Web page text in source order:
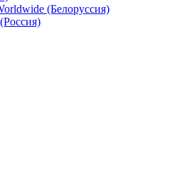
(Белоруссия)